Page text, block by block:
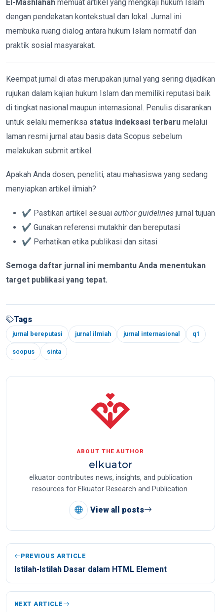
El-Mashlahah memuat artikel yang mengkaji hukum Islam
dengan pendekatan kontekstual dan lokal. Jurnal ini
membuka ruang dialog antara hukum Islam normatif dan
praktik sosial masyarakat.
Keempat jurnal di atas merupakan jurnal yang sering dijadikan
rujukan dalam kajian hukum Islam dan memiliki reputasi baik
di tingkat nasional maupun internasional. Penulis disarankan
untuk selalu memeriksa status indeksasi terbaru melalui
laman resmi jurnal atau basis data Scopus sebelum
melakukan submit artikel.
Apakah Anda dosen, peneliti, atau mahasiswa yang sedang
menyiapkan artikel ilmiah?
✔ Pastikan artikel sesuai author guidelines jurnal tujuan
✔ Gunakan referensi mutakhir dan bereputasi
✔ Perhatikan etika publikasi dan sitasi
Semoga daftar jurnal ini membantu Anda menentukan
target publikasi yang tepat.
Tags
jurnal bereputasi jurnal ilmiah jurnal internasional q1
scopus sinta
ABOUT THE AUTHOR
elkuator
elkuator contributes news, insights, and publication
resources for Elkuator Research and Publication.
View all posts
PREVIOUS ARTICLE
Istilah-Istilah Dasar dalam HTML Element
NEXT ARTICLE